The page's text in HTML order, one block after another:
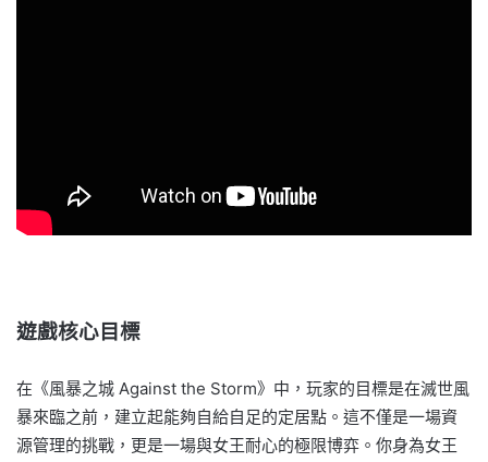
遊戲核心目標
在《風暴之城 Against the Storm》中，玩家的目標是在滅世風
暴來臨之前，建立起能夠自給自足的定居點。這不僅是一場資
源管理的挑戰，更是一場與女王耐心的極限博弈。你身為女王